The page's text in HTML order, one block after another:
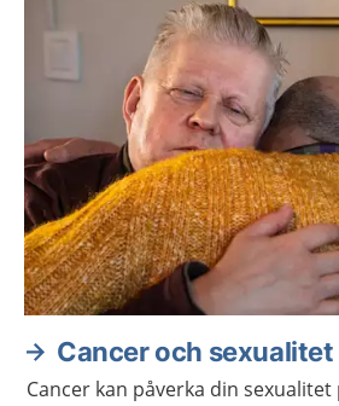
Cancer och sexualitet
Cancer kan påverka din sexualitet